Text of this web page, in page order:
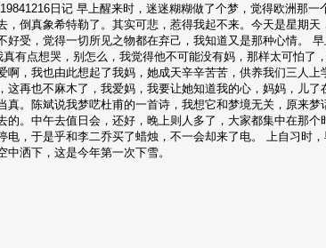
日记 早上醒来时，迷迷糊糊做了个梦，觉得欧洲那
倒真象希特勒了。其实可悲，惹得我起不来。今天是星期天
受，觉得一切所见之物都在弃己，我知道又是那种心情。
有点想哭，别怎么，我觉得他不可能没有妈，那样太可怕了
，我也由此想起了我妈，她成天辛辛苦苦，供养我们三人
再也不麻木了，我爱妈，我要让她知道我的心，妈妈，儿了
。陈斌说我梦呓杜甫的一首诗，我想它和梦境无关，原来
。中午去值日会，还好，晚上则人多了，大家都集中在那
，于是乎和李二乔买了蜡烛，不一会却来了电。 上自习时
洒下，这是今年第一次下雪。